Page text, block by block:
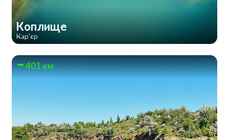
Коплище
Кар'єр
401 км